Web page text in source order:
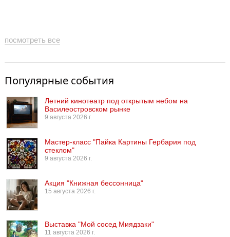
посмотреть все
Популярные события
Летний кинотеатр под открытым небом на
Василеостровском рынке
9 августа 2026 г.
Мастер-класс "Пайка Картины Гербария под
стеклом"
9 августа 2026 г.
Акция "Книжная бессонница"
15 августа 2026 г.
Выставка "Мой сосед Миядзаки"
11 августа 2026 г.